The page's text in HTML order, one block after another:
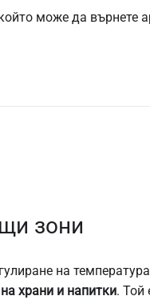
може да върнете
зони
на
храни и напитки. Той